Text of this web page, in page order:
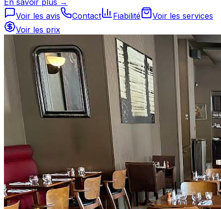
Voir les avis
Contact Fiabilité
Voir les services
Voir les prix